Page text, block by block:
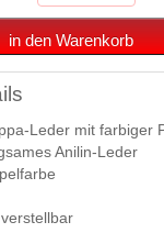
in den Warenkorb
Leder mit farbiger
Anilin-Leder